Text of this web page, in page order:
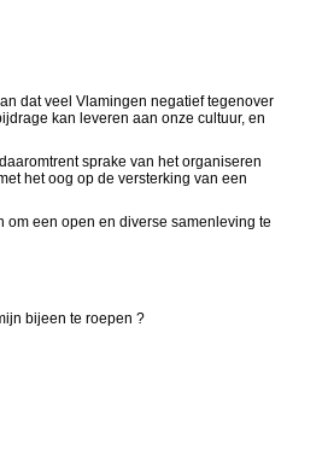
dat veel Vlamingen negatief tegenover
kan leveren aan onze cultuur, en
sprake van het organiseren
het oog op de versterking van een
om een open en diverse samenleving te
bijeen te roepen ?